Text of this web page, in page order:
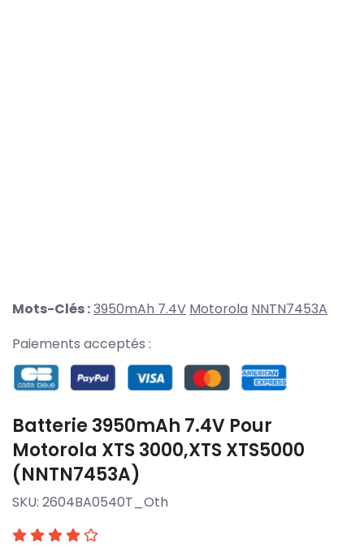
Mots-Clés :3950mAh 7.4V Motorola NNTN7453A
Paiements acceptés :
Batterie 3950mAh 7.4V Pour
Motorola XTS 3000,XTS XTS5000
(NNTN7453A)
SKU: 2604BA0540T_Oth